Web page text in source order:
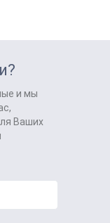
и мы
Ваших